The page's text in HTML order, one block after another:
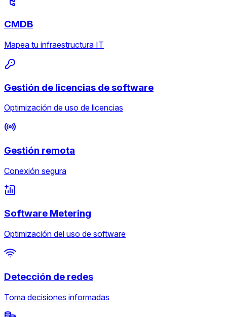
CMDB
Mapea tu infraestructura IT
Gestión de licencias de software
Optimización de uso de licencias
Gestión remota
Conexión segura
Software Metering
Optimización del uso de software
Detección de redes
Toma decisiones informadas